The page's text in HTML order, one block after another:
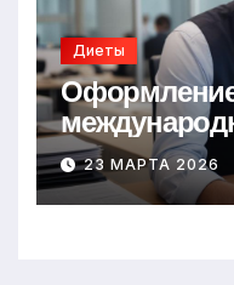
Диеты
Оформление
23 МАРТА 2026